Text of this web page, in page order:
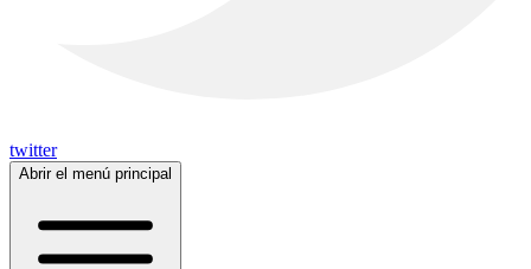
twitter
Abrir el menú principal